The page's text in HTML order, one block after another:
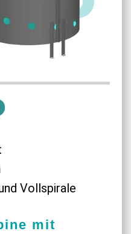
Vollspirale
mit